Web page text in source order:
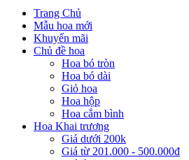
Trang Chủ
Mẫu hoa mới
Khuyến mãi
Chủ đề hoa
Hoa bó tròn
Hoa bó dài
Giỏ hoa
Hoa hộp
Hoa cắm bình
Hoa Khai trương
Giá dưới 200k
Giá từ 201.000 - 500.000đ